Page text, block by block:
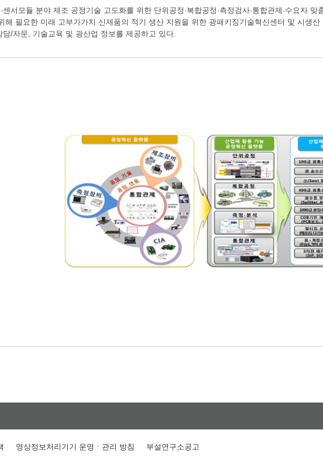
센서모듈 분야 제조 공정기술 고도화를 위한 단위공정·복합공정·측정검사·통합관제·수요자
해 필요한 미래 고부가가치 신제품의 적기 생산 지원을 위한 광패키징기술혁신센터 및 시생
담/자문, 기술교육 및 광산업 정보를 제공하고 있다.
영상정보처리기기 운영ㆍ관리 방침 부설연구소공고